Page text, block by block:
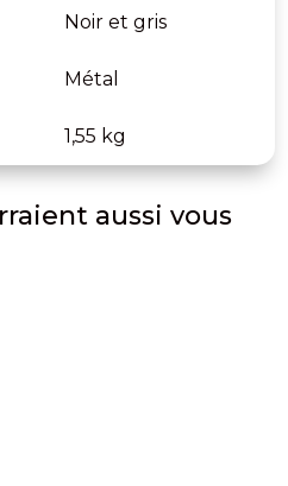
Noir et gris
Métal
1,55 kg
aussi vous